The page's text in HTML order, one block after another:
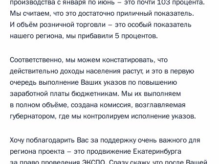
производства с января по июнь – это почти 103 процента.
Мы считаем, что это достаточно приличный показатель.
И объём розничной торговли – это особый показатель
нашего региона, мы прибавили 5 процентов.
Соответственно, мы можем констатировать, что
действительно доходы населения растут, и это в первую
очередь выполнение Ваших указов по повышению
заработной платы бюджетникам. Мы их выполняем
в полном объёме, создана комиссия, возглавляемая
губернатором, где мы контролируем исполнение указов.
Хочу поблагодарить Вас за поддержку очень важного для
региона проекта – это продвижение Екатеринбурга